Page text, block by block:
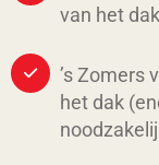
van het dak
’s Zomers
het dak